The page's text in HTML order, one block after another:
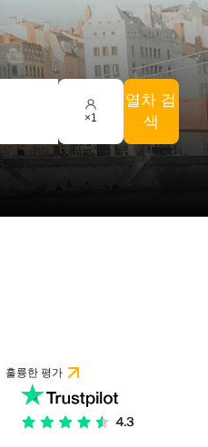
×1
열차 검
색
훌륭한 평가